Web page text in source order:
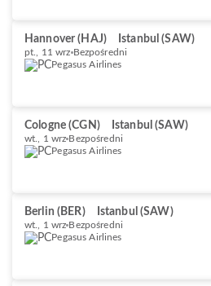
Hannover (HAJ) Istanbul (SAW)
pt., 11 wrz Bezpośredni
Pegasus Airlines
Cologne (CGN) Istanbul (SAW)
wt., 1 wrz Bezpośredni
Pegasus Airlines
Berlin (BER) Istanbul (SAW)
wt., 1 wrz Bezpośredni
Pegasus Airlines